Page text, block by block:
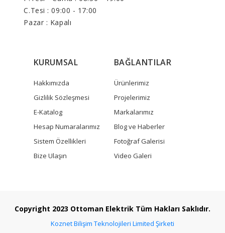
C.Tesi : 09:00 - 17:00
Pazar : Kapalı
KURUMSAL
Hakkımızda
Gizlilik Sözleşmesi
E-Katalog
Hesap Numaralarımız
Sistem Özellikleri
Bize Ulaşın
BAĞLANTILAR
Ürünlerimiz
Projelerimiz
Markalarımız
Blog ve Haberler
Fotoğraf Galerisi
Video Galeri
Copyright 2023 Ottoman Elektrik Tüm Hakları Saklıdır.
Koznet Bilişim Teknolojileri Limited Şirketi